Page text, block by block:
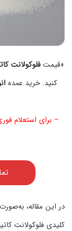
«قیمتفلوکولانت
کنید. خرید عمده
– برای استعلام
در این مقاله،
کلیدی فلوکولانت